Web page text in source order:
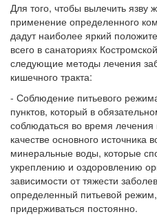
Для того, чтобы вылечить язву
применение определенного
дадут наиболее яркий
всего в санаториях
следующие методы лечения
кишечного тракта:
- Соблюдение питьевого
пунктов, который в
соблюдаться во время
качестве основного источника
минеральные воды, которые
укреплению и оздоровлению
зависимости от тяжести
определенный питьевой
придерживаться постоянно.